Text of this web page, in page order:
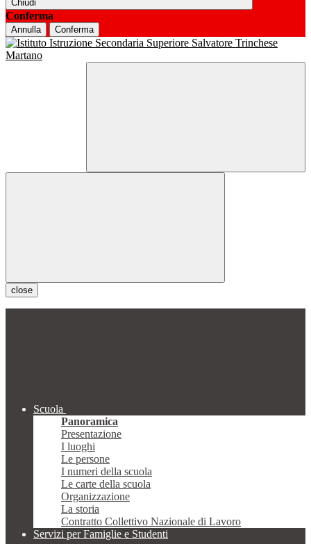
Chiudi
Conferma
Annulla Conferma
close
Scuola
Panoramica
Presentazione
I luoghi
Le persone
I numeri della scuola
Le carte della scuola
Organizzazione
La storia
Contratto Collettivo Nazionale di Lavoro
Servizi per Famiglie e Studenti